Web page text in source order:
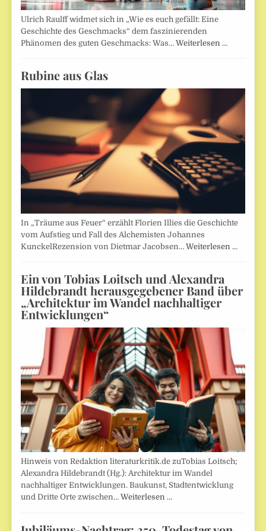
Ulrich Raulff widmet sich in „Wie es euch gefällt: Eine
Geschichte des Geschmacks“ dem faszinierenden
Phänomen des guten Geschmacks: Was…Weiterlesen …
Rubine aus Glas
In „Träume aus Feuer“ erzählt Florien Illies die Geschichte
vom Aufstieg und Fall des Alchemisten Johannes
KunckelRezension von Dietmar Jacobsen…Weiterlesen …
Ein von Tobias Loitsch und Alexandra
Hildebrandt herausgegebener Band über
„Architektur im Wandel nachhaltiger
Entwicklungen“
Hinweis von Redaktion literaturkritik.de zuTobias Loitsch;
Alexandra Hildebrandt (Hg.): Architektur im Wandel
nachhaltiger Entwicklungen. Baukunst, Stadtentwicklung
und Dritte Orte zwischen…Weiterlesen …